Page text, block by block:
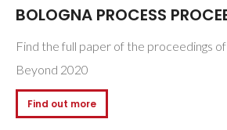
BOLOGNA PROCESS
Find the full paper of the proceedings
Beyond 2020
Find out more